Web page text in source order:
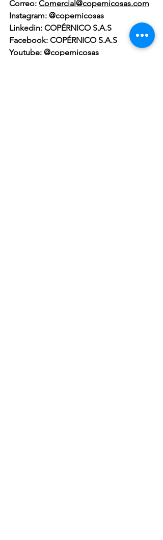
Correo: Comercial@copernicosas.com
Instagram: @copernicosas
Linkedin: COPÉRNICO S.A.S
Facebook: COPÉRNICO S.A.S
Youtube: @copernicosas